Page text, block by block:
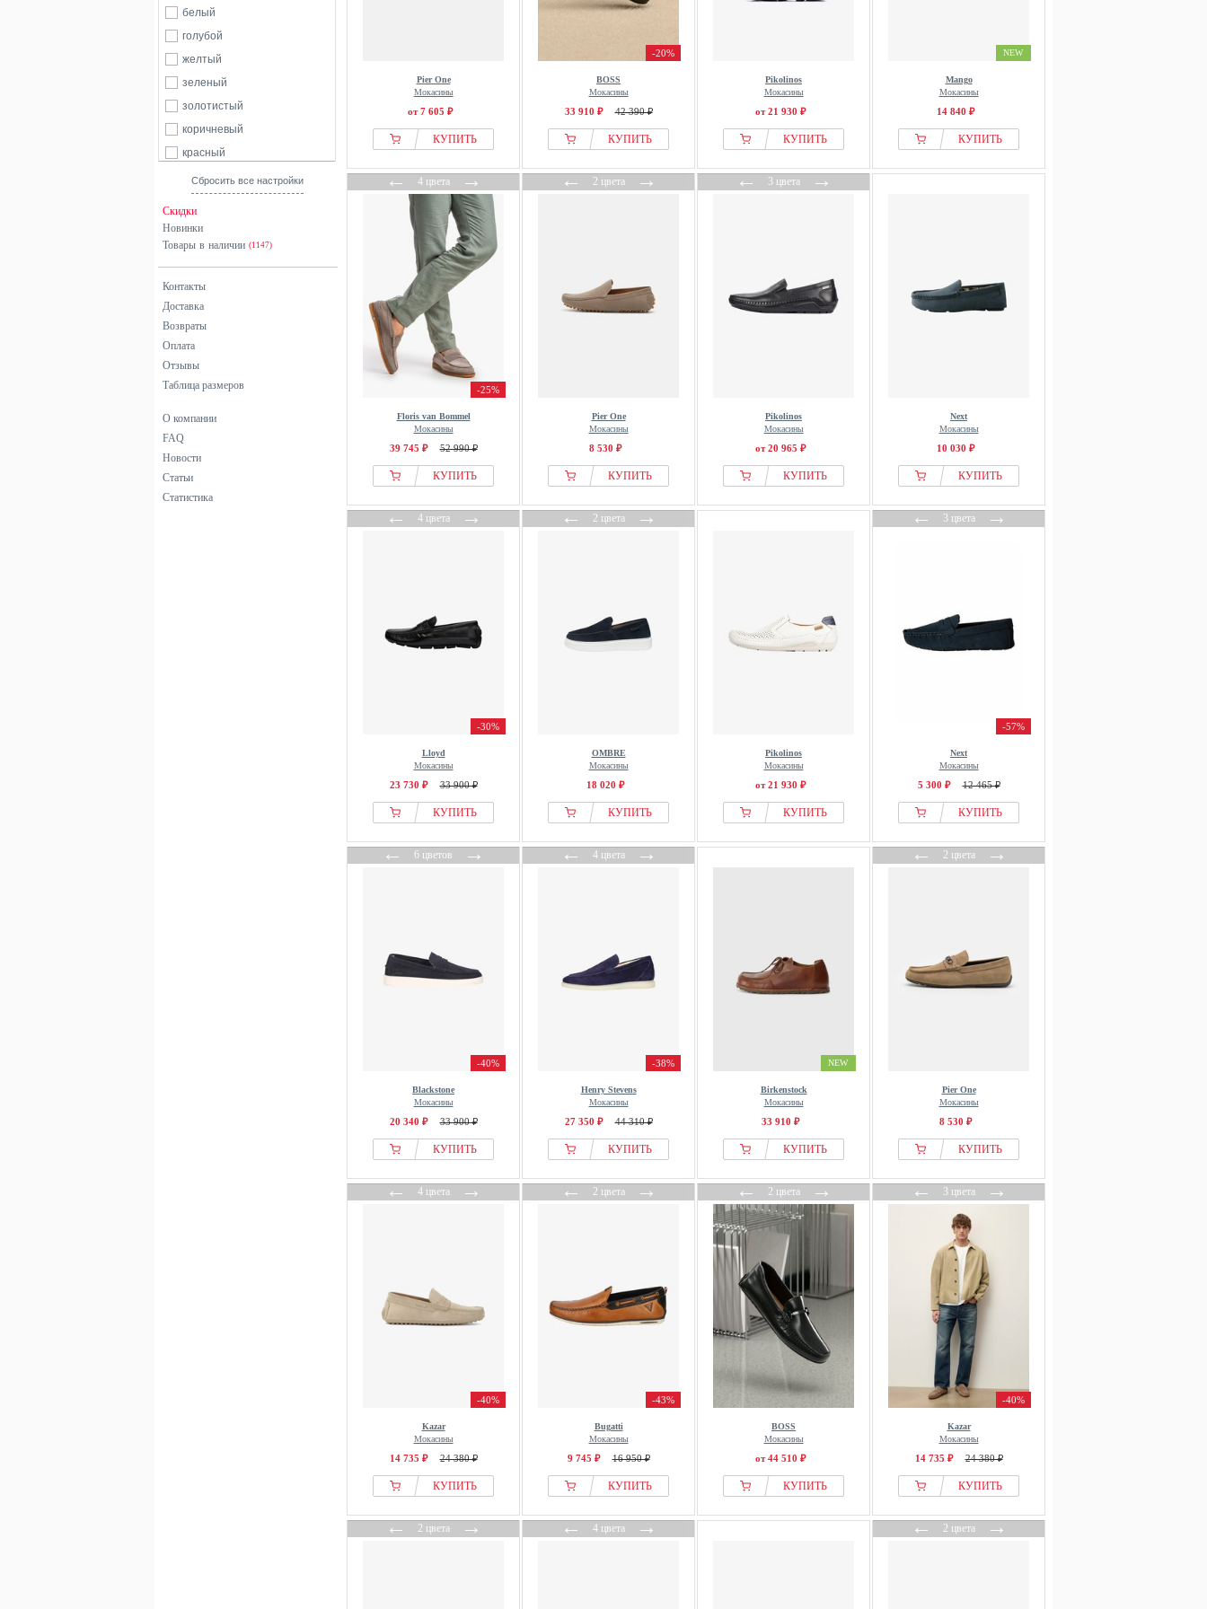
Derimod
Desa
Dune London
Ecco
Emporio Armani
ESTRO
Floris van Bommel
From Germany With Love
G-star Raw
GANT
Geox
GINO ROSSI
Guess
IMAC
Jette
La Martina
LASOCKI
Last Resort AB
белый
голубой
желтый
зеленый
золотистый
коричневый
красный
оранжевый
синий
хаки
черный
Сбросить все настройки
Скидки
Новинки
Товары в наличии (1147)
Контакты
Доставка
Возвраты
Оплата
Отзывы
Таблица размеров
О компании
FAQ
Новости
Статьи
Статистика
Pier One
Мокасины
от 7 605 ₽
КУПИТЬ
-20%
BOSS
Мокасины
33 910 ₽ 42 390 ₽
КУПИТЬ
Pikolinos
Мокасины
от 21 930 ₽
КУПИТЬ
NEW
Mango
Мокасины
14 840 ₽
КУПИТЬ
←4 цвета→
-25%
Floris van Bommel
Мокасины
39 745 ₽ 52 990 ₽
КУПИТЬ
←2 цвета→
Pier One
Мокасины
8 530 ₽
КУПИТЬ
←3 цвета→
Pikolinos
Мокасины
от 20 965 ₽
КУПИТЬ
Next
Мокасины
10 030 ₽
КУПИТЬ
←4 цвета→
-30%
Lloyd
Мокасины
23 730 ₽ 33 900 ₽
КУПИТЬ
←2 цвета→
OMBRE
Мокасины
18 020 ₽
КУПИТЬ
Pikolinos
Мокасины
от 21 930 ₽
КУПИТЬ
←3 цвета→
-57%
Next
Мокасины
5 300 ₽ 12 465 ₽
КУПИТЬ
←6 цветов→
-40%
Blackstone
Мокасины
20 340 ₽ 33 900 ₽
КУПИТЬ
←4 цвета→
-38%
Henry Stevens
Мокасины
27 350 ₽ 44 310 ₽
КУПИТЬ
NEW
Birkenstock
Мокасины
33 910 ₽
КУПИТЬ
←2 цвета→
Pier One
Мокасины
8 530 ₽
КУПИТЬ
←4 цвета→
-40%
Kazar
Мокасины
14 735 ₽ 24 380 ₽
КУПИТЬ
←2 цвета→
-43%
Bugatti
Мокасины
9 745 ₽ 16 950 ₽
КУПИТЬ
←2 цвета→
BOSS
Мокасины
от 44 510 ₽
КУПИТЬ
←3 цвета→
-40%
Kazar
Мокасины
14 735 ₽ 24 380 ₽
КУПИТЬ
←2 цвета→ ←4 цвета→ ←2 цвета→